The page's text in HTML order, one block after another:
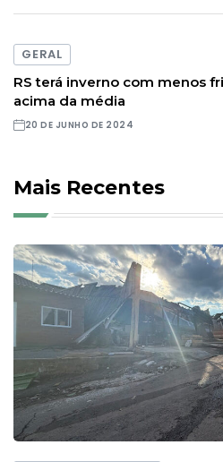
GERAL
RS terá inverno com menos
acima da média
20 DE JUNHO DE 2024
Mais Recentes